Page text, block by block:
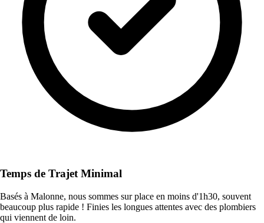
Temps de Trajet Minimal
Basés à Malonne, nous sommes sur place en moins d'1h30, souvent
beaucoup plus rapide ! Finies les longues attentes avec des plombiers
qui viennent de loin.